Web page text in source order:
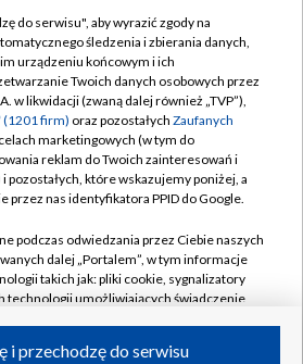
TVP
Cyfrowa
Regulamin TVP
prywatności
Moje zgody
Pomoc
Kontakt
Kanały
do serwisu", aby wyrazić zgody na
śledzenia i zbierania danych,
urządzeniu końcowym i ich
Twoich danych osobowych przez
w likwidacji (zwaną dalej również „TVP”),
(1201 firm) oraz pozostałych Zaufanych
marketingowych (w tym do
reklam do Twoich zainteresowań i
pozostałych, które wskazujemy poniżej, a
przez nas identyfikatora PPID do Google.
podczas odwiedzania przez Ciebie naszych
dalej „Portalem”, w tym informacje
takich jak: pliki cookie, sygnalizatory
technologii umożliwiających świadczenie
i przechodzę do serwisu